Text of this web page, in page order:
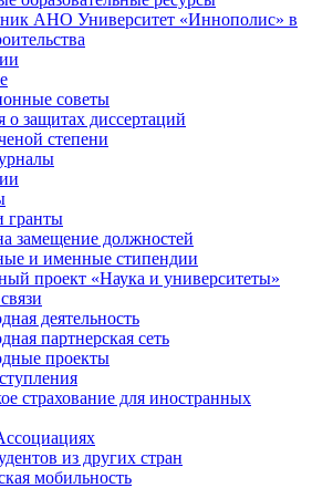
АНО Университет «Иннополис» в
советы
о защитах диссертаций
степени
гранты
замещение должностей
и именные стипендии
проект «Наука и университеты»
деятельность
партнерская сеть
проекты
страхование для иностранных
из других стран
мобильность